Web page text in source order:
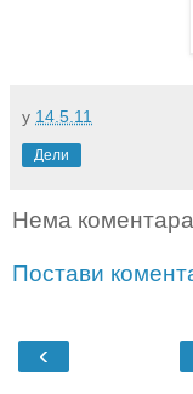
у 14.5.11
Дели
Нема
Постави
‹